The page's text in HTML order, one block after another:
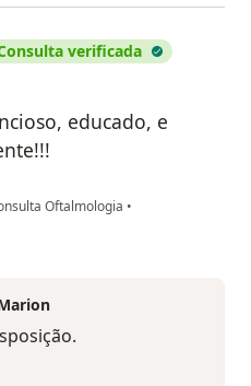
verificada
educado, e
Oftalmologia •